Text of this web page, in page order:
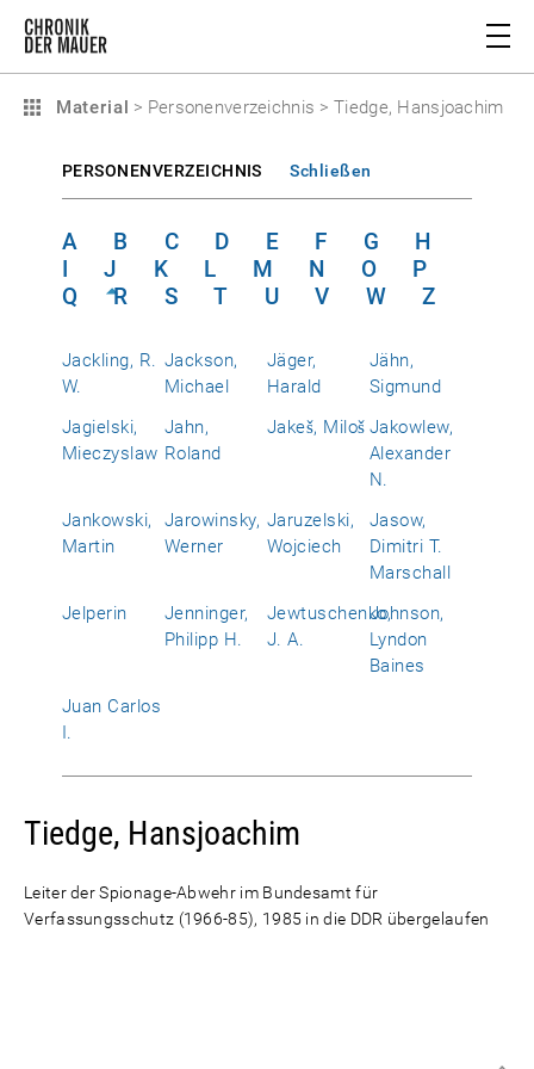
Material > Personenverzeichnis > Tiedge, Hansjoachim
PERSONENVERZEICHNIS Schließen
A B C D E F G
H
I
J K L M N O
P
Q
R S T U V W Z
Jackling, R.
W.
Jackson,
Michael
Jäger,
Harald
Jähn,
Sigmund
Jagielski,
Mieczyslaw
Jahn,
Roland
Jakeš, Miloš Jakowlew,
Alexander
N.
Jankowski,
Martin
Jarowinsky,
Werner
Jaruzelski,
Wojciech
Jasow,
Dimitri T.
Marschall
Jelperin
Jenninger,
Philipp H.
Jewtuschenko,
J. A.
Johnson,
Lyndon
Baines
Juan Carlos
I.
Tiedge, Hansjoachim
Leiter der Spionage-Abwehr im Bundesamt für
Verfassungsschutz (1966-85), 1985 in die DDR übergelaufen